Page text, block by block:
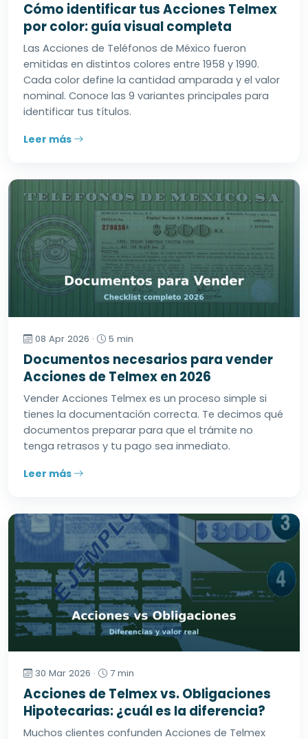
Cómo identificar tus Acciones Telmex
por color: guía visual completa
Las Acciones de Teléfonos de México fueron
emitidas en distintos colores entre 1958 y 1990.
Cada color define la cantidad amparada y el valor
nominal. Conoce las 9 variantes principales para
identificar tus títulos.
Leer más
08 Apr 2026 · 5 min
Documentos necesarios para vender
Acciones de Telmex en 2026
Vender Acciones Telmex es un proceso simple si
tienes la documentación correcta. Te decimos qué
documentos preparar para que el trámite no
tenga retrasos y tu pago sea inmediato.
Leer más
30 Mar 2026 · 7 min
Acciones de Telmex vs. Obligaciones
Hipotecarias: ¿cuál es la diferencia?
Muchos clientes confunden Acciones de Telmex